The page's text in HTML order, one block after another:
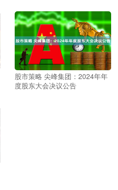
股市策略 尖峰集团：2024年年
度股东大会决议公告